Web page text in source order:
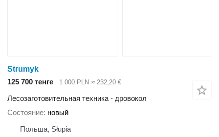
Strumyk
125 700 тенге
1 000 PLN ≈ 232,20 €
Лесозаготовительная техника - дровокол
Состояние новый
Польша, Słupia